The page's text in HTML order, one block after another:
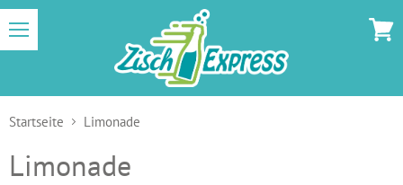
Startseite Limonade
Limonade